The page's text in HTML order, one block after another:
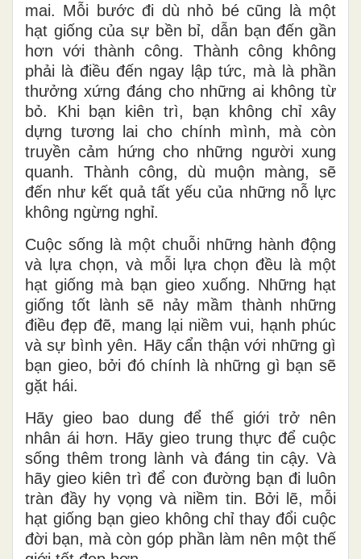
mai. Mỗi bước đi dù nhỏ bé cũng là một
hạt giống của sự bền bỉ, dẫn bạn đến gần
hơn với thành công. Thành công không
phải là điều đến ngay lập tức, mà là phần
thưởng xứng đáng cho những ai không từ
bỏ. Khi bạn kiên trì, bạn không chỉ xây
dựng tương lai cho chính mình, mà còn
truyền cảm hứng cho những người xung
quanh. Thành công, dù muộn màng, sẽ
đến như kết quả tất yếu của những nỗ lực
không ngừng nghỉ.
Cuộc sống là một chuỗi những hành động
và lựa chọn, và mỗi lựa chọn đều là một
hạt giống mà bạn gieo xuống. Những hạt
giống tốt lành sẽ nảy mầm thành những
điều đẹp đẽ, mang lại niềm vui, hạnh phúc
và sự bình yên. Hãy cẩn thận với những gì
bạn gieo, bởi đó chính là những gì bạn sẽ
gặt hái.
Hãy gieo bao dung để thế giới trở nên
nhân ái hơn. Hãy gieo trung thực để cuộc
sống thêm trong lành và đáng tin cậy. Và
hãy gieo kiên trì để con đường bạn đi luôn
tràn đầy hy vọng và niềm tin. Bởi lẽ, mỗi
hạt giống bạn gieo không chỉ thay đổi cuộc
đời bạn, mà còn góp phần làm nên một thế